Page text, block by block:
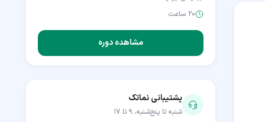
۲۰ ساعت
مشاهده دوره
پشتیبانی نماتک
شنبه تا پنج‌شنبه، ۹ تا ۱۷